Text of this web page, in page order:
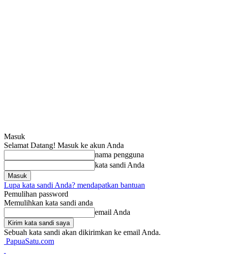
Masuk
Selamat Datang! Masuk ke akun Anda
nama pengguna
kata sandi Anda
Lupa kata sandi Anda? mendapatkan bantuan
Pemulihan password
Memulihkan kata sandi anda
email Anda
Sebuah kata sandi akan dikirimkan ke email Anda.
PapuaSatu.com